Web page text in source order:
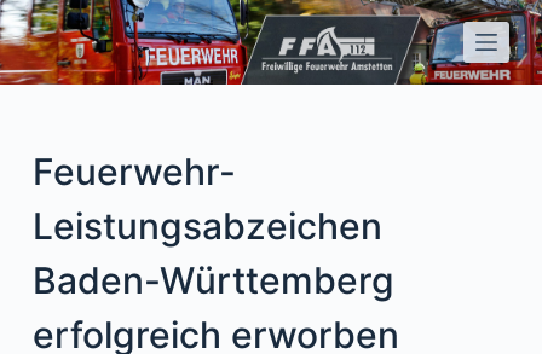
Z
u
m
p
Feuerwehr-
Leistungsabzeichen
Baden-Württemberg
erfolgreich erworben